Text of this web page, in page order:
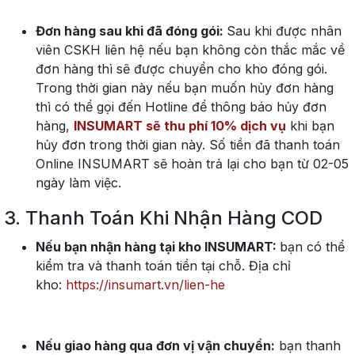
Đơn hàng sau khi đã đóng gói: Sau khi được nhân
viên CSKH liên hệ nếu bạn không còn thắc mắc về
đơn hàng thì sẽ được chuyển cho kho đóng gói.
Trong thời gian này nếu bạn muốn hủy đơn hàng
thì có thể gọi đến Hotline để thông báo hủy đơn
hàng, INSUMART sẽ thu phí 10% dịch vụ khi bạn
hủy đơn trong thời gian này. Số tiền đã thanh toán
Online INSUMART sẽ hoàn trả lại cho bạn từ 02-05
ngày làm việc.
3. Thanh Toán Khi Nhận Hàng COD
Nếu bạn nhận hàng tại kho INSUMART: bạn có thể
kiểm tra và thanh toán tiền tại chỗ. Địa chỉ
kho: https://insumart.vn/lien-he
Nếu giao hàng qua đơn vị vận chuyển: bạn thanh